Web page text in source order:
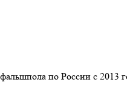
по России с 2013